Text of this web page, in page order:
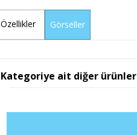
Özellikler Görseller
Kategoriye ait diğer ürünler